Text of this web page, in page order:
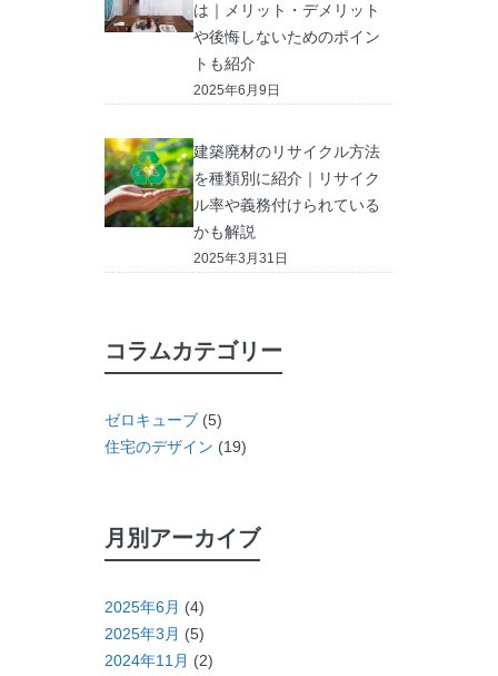
は｜メリット・デメリット
や後悔しないためのポイン
トも紹介
2025年6月9日
建築廃材のリサイクル方法
を種類別に紹介｜リサイク
ル率や義務付けられている
かも解説
2025年3月31日
コラムカテゴリー
ゼロキューブ (5)
住宅のデザイン (19)
月別アーカイブ
2025年6月 (4)
2025年3月 (5)
2024年11月 (2)